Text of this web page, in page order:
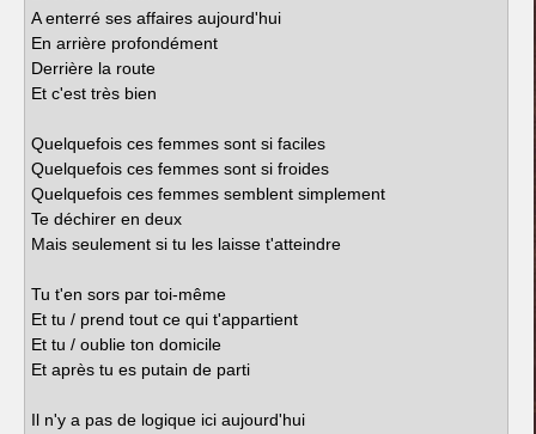
A enterré ses affaires aujourd'hui
En arrière profondément
Derrière la route
Et c'est très bien
Quelquefois ces femmes sont si faciles
Quelquefois ces femmes sont si froides
Quelquefois ces femmes semblent simplement
Te déchirer en deux
Mais seulement si tu les laisse t'atteindre
Tu t'en sors par toi-même
Et tu / prend tout ce qui t'appartient
Et tu / oublie ton domicile
Et après tu es putain de parti
Il n'y a pas de logique ici aujourd'hui